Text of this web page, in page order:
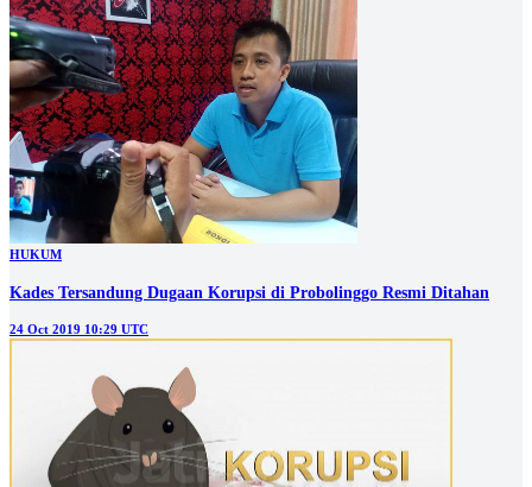
HUKUM
Kades Tersandung Dugaan Korupsi di Probolinggo Resmi Ditahan
24 Oct 2019 10:29 UTC